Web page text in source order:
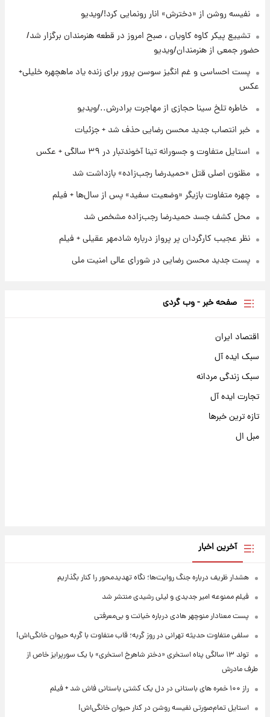
۱۹ ساعت پیش
پست جدید محسن رضایی در شورای عالی امنیت
ملی
۲۲ ساعت پیش
آتش‌سوزی در لوناپارک شیراز؛ آخرین وضعیت
خواستگار ۵۰ساله شاهدخت لئونور بازداشت شد
نفیسه روشن از «دخترش» انار رونمایی کرد!/ویدیو
تشییع پیکر کاوه کاویان ، صبح امروز در قطعه هنرمندان برگزار شد/
حضور جمعی از هنرمندان/ویدیو
پست احساسی و غم انگیز سوسن پرور برای زنده یاد ماهچهره خلیلی+
عکس
⁨ خاطره تلخ سینا حجازی از مهاجرت برادرش../ویدیو
خبر انتصاب جدید محسن رضایی حذف شد + جزئیات
استایل متفاوت و جسورانه تینا آخوندتبار در ۳۹ سالگی + عکس
مظنون اصلی قتل «حمیدرضا رجب‌زاده» بازداشت شد
چهره متفاوت بازیگر «وضعیت سفید» پس از سال‌ها + فیلم
محل کشف جسد حمیدرضا رجب‌زاده مشخص شد
نظر عجیب کارگردان پر پرواز درباره شادمهر عقیلی + فیلم
پست جدید محسن رضایی در شورای عالی امنیت ملی
صفحه خبر - وب گردی
اقتصاد ایران
سبک ایده آل
سبک زندگی مردانه
تجارت ایده آل
تازه ترین خبرها
مبل ال
آخرین اخبار
هشدار ظریف درباره جنگ روایت‌ها؛ نگاه تهدیدمحور را کنار بگذاریم
فیلم ممنوعه امیر جدیدی و لیلی رشیدی منتشر شد
پست معنادار منوچهر هادی درباره خیانت و بی‌معرفتی
سلفی متفاوت حدیثه تهرانی در روز گربه؛ قاب متفاوت با گربه حیوان خانگی‌اش!
تولد ۱۳ سالگی پناه استخری «دختر شاهرخ استخری» با یک سورپرایز خاص از
طرف مادرش
راز ۱۰۰ خمره های باستانی در دل یک کشتی باستانی فاش شد + فیلم
استایل تمام‌صورتی نفیسه روشن در کنار حیوان خانگی‌اش!